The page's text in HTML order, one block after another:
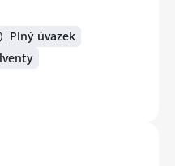
Plný úvazek